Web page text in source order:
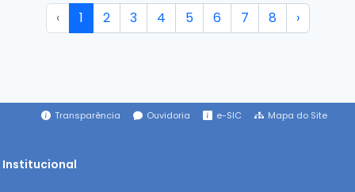
‹ 1 2 3 4 5 6 7 8 ›
Transparência Ouvidoria e-SIC Mapa do Site
Institucional